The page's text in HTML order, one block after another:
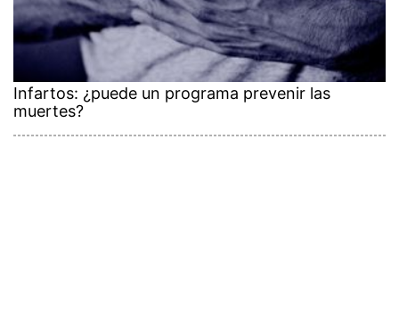
Infartos: ¿puede un programa prevenir las
muertes?